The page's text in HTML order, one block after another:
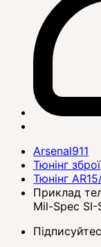
Arsenal911
Тюнінг зброї
Тюнінг
Приклад
Mil-Spec SI-